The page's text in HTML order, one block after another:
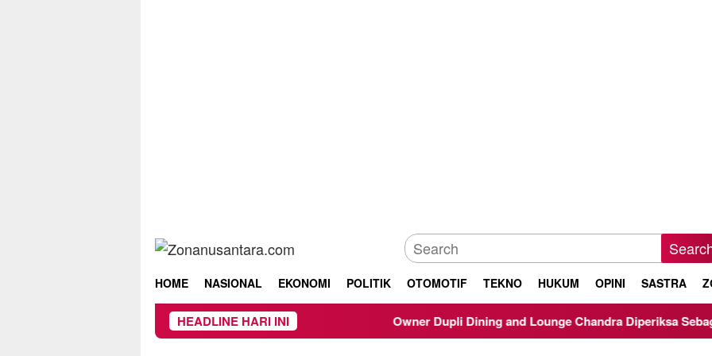
HOME NASIONAL EKONOMI POLITIK OTOMOTIF TEKNO HUKUM OPINI SASTRA
HEADLINE HARI INI Owner Dupli Dining and Lounge Chandra Diperiksa Sebagai Saksi